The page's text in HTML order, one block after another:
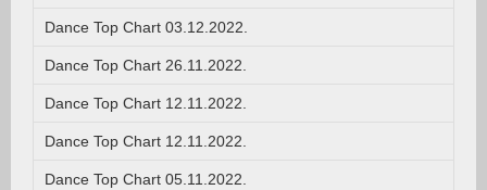
Dance Top Chart 03.12.2022.
Dance Top Chart 26.11.2022.
Dance Top Chart 12.11.2022.
Dance Top Chart 12.11.2022.
Dance Top Chart 05.11.2022.